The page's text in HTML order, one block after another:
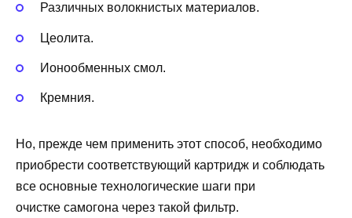
Различных волокнистых материалов.
Цеолита.
Ионообменных смол.
Кремния.
Но, прежде чем применить этот способ, необходимо
приобрести соответствующий картридж и соблюдать
все основные технологические шаги при
очистке самогона через такой фильтр.